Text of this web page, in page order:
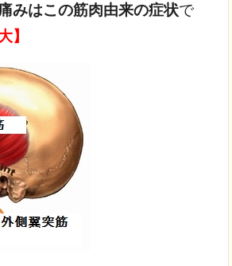
みはこの筋肉由来の症状で
】